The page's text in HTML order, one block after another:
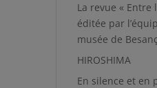
La revue « Entre
éditée par
musée de
HIROSHIMA
En silence et en